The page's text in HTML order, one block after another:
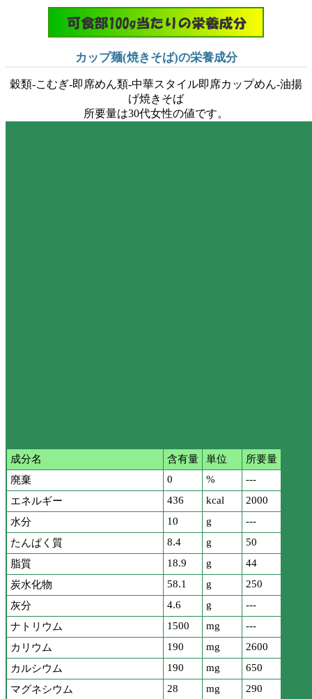
カップ麺(焼きそば)の栄養成分
穀類-こむぎ-即席めん類-中華スタイル即席カップめん-油揚
げ焼きそば
所要量は30代女性の値です。
成分名 含有量 単位
所要量
廃棄
0 %
---
エネルギー
436 kcal
2000
水分
10 g
---
たんぱく質
8.4 g
50
脂質
18.9 g
44
炭水化物
58.1 g
250
灰分
4.6 g
---
ナトリウム
1500 mg
---
カリウム
190 mg
2600
カルシウム
190 mg
650
マグネシウム
28 mg
290